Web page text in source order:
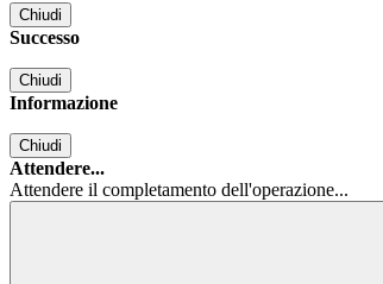
Chiudi
Successo
Chiudi
Informazione
Chiudi
Attendere...
Attendere il completamento dell'operazione...